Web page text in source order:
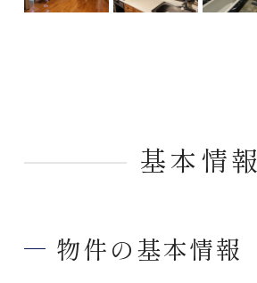
基本情報
物件の基本情報